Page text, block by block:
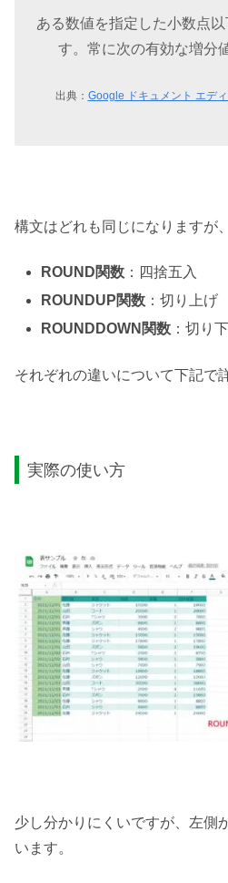
ある数値を指定した小数点
す。常に次の有効な増分
出典： Google ドキュメント エデ
構文はどれも同じになりますが
ROUND関数 ：四捨五入
ROUNDUP関数 ：切り上げ
ROUNDDOWN関数 ：切り
それぞれの違いについて下記で
実際の使い方
少し分かりにくいですが、左側
います。